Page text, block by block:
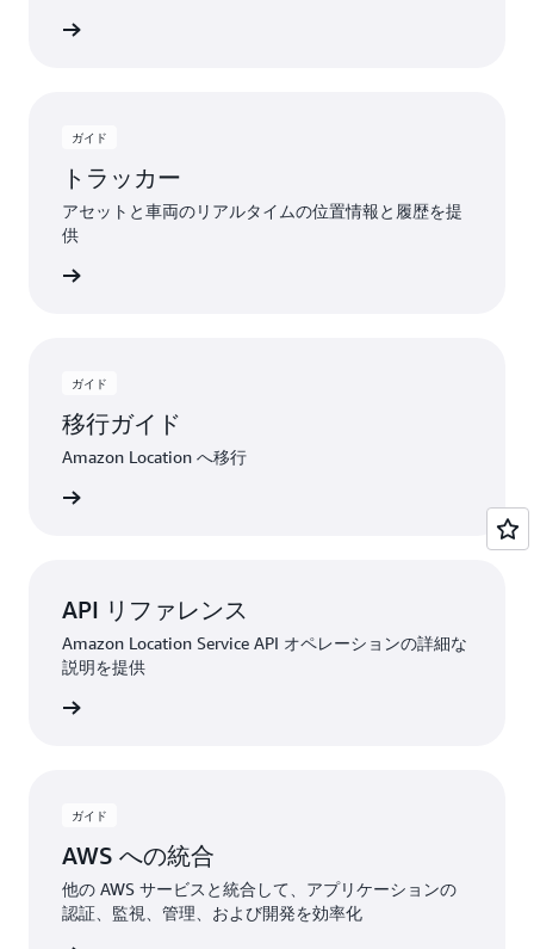
ガイド
トラッカー
アセットと車両のリアルタイムの位置情報と履歴を提
供
ガイド
移行ガイド
Amazon Location へ移行
API リファレンス
Amazon Location Service API オペレーションの詳細な
説明を提供
ガイド
AWS への統合
他の AWS サービスと統合して、アプリケーションの
認証、監視、管理、および開発を効率化